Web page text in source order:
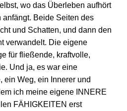
wo das Überleben aufhört
Beide Seiten des
und Schatten, und dann den
verwandelt. Die eigene
für fließende, kraftvolle,
Und ja, es war eine
ein Weg, ein Innerer und
ich meine eigene INNERE
FÄHIGKEITEN erst